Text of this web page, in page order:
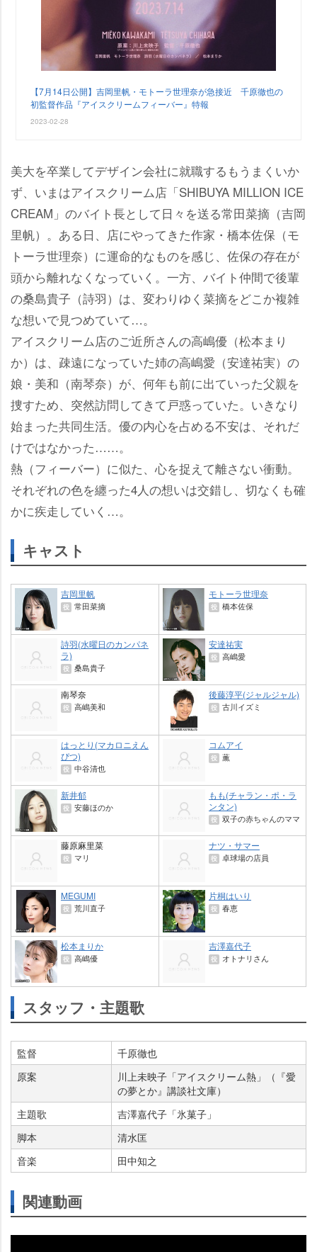
【7月14日公開】吉岡里帆・モトーラ世理奈が急接近 千原徹也の
初監督作品『アイスクリームフィーバー』特報
2023-02-28
美大を卒業してデザイン会社に就職するもうまくいか
ず、いまはアイスクリーム店「SHIBUYA MILLION ICE
CREAM」のバイト長として日々を送る常田菜摘（吉岡
里帆）。ある日、店にやってきた作家・橋本佐保（モ
トーラ世理奈）に運命的なものを感じ、佐保の存在が
頭から離れなくなっていく。一方、バイト仲間で後輩
の桑島貴子（詩羽）は、変わりゆく菜摘をどこか複雑
な想いで見つめていて…。
アイスクリーム店のご近所さんの高嶋優（松本まり
か）は、疎遠になっていた姉の高嶋愛（安達祐実）の
娘・美和（南琴奈）が、何年も前に出ていった父親を
捜すため、突然訪問してきて戸惑っていた。いきなり
始まった共同生活。優の内心を占める不安は、それだ
けではなかった……。
熱（フィーバー）に似た、心を捉えて離さない衝動。
それぞれの色を纏った4人の想いは交錯し、切なくも確
かに疾走していく…。
キャスト
吉岡里帆
役 常田菜摘
モトーラ世理奈
役 橋本佐保
詩羽(水曜日のカンパネ
ラ)
役 桑島貴子
安達祐実
役 高嶋愛
南琴奈
役 高嶋美和
後藤淳平(ジャルジャル)
役 古川イズミ
はっとり(マカロニえん
ぴつ)
役 中谷清也
コムアイ
役 薫
新井郁
役 安藤ほのか
もも(チャラン・ポ・ラ
ンタン)
役 双子の赤ちゃんのママ
藤原麻里菜
役 マリ
ナツ・サマー
役 卓球場の店員
MEGUMI
役 荒川直子
片桐はいり
役 春恵
松本まりか
役 高嶋優
吉澤嘉代子
役 オトナリさん
スタッフ・主題歌
監督
千原徹也
原案
川上未映子「アイスクリーム熱」（『愛
の夢とか』講談社文庫）
主題歌
吉澤嘉代子「氷菓子」
脚本
清水匡
音楽
田中知之
関連動画